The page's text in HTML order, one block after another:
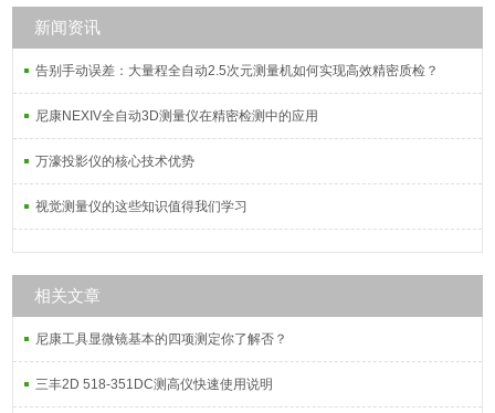
新闻资讯
告别手动误差：大量程全自动2.5次元测量机如何实现高效精密质检？
尼康NEXIV全自动3D测量仪在精密检测中的应用
万濠投影仪的核心技术优势
视觉测量仪的这些知识值得我们学习
相关文章
尼康工具显微镜基本的四项测定你了解否？
三丰2D 518-351DC测高仪快速使用说明